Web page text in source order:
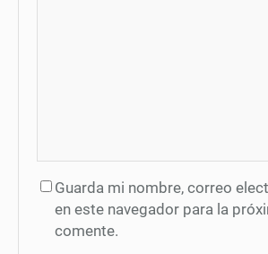
Guarda mi nombre, correo
en este navegador para la
comente.